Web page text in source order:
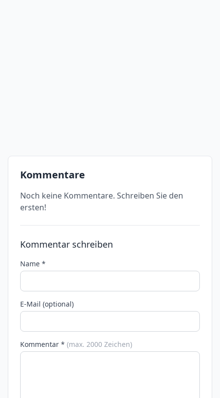
Kommentare
Noch keine Kommentare. Schreiben Sie den
ersten!
Kommentar schreiben
Name *
E-Mail (optional)
Kommentar * (max. 2000 Zeichen)